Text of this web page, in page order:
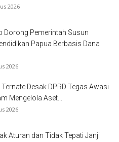
2026
Dorong Pemerintah Susun
Papua Berbasis Dana
2026
Desak DPRD Tegas Awasi
Mengelola Aset...
2026
Aturan dan Tidak Tepati Janji